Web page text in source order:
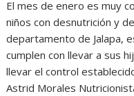
El mes de enero es muy
niños con desnutrición y
departamento de Jalapa,
cumplen con llevar a sus
llevar el control
Astrid Morales